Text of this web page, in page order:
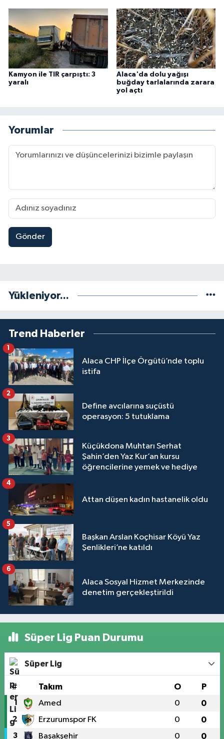
Kamyon ile TIR çarpıştı: 3
yaralı
Alaca'da dolu yağışı
buğday tarlalarında zarara
yol açtı
Yorumlar
Gönder
Yükleniyor...
Trend Haberler
Alaca CHP İlçe Örgütü’nde toplu
istifa
1
Define avcılarına suçüstü
operasyon: 5 tutuklama
2
Küçükdona Muhtarı Serhat
Şahin’den Yaz Kur’an kursu
öğrencilerine yemek ve hediye
3
Attan düşen kadın hastanelik oldu
4
Başkan Arslan Koçhisar Köyü Yaz
Şenlikleri’ne katıldı
5
Alaca Sosyal Hizmet Merkezinde
denetim gerçekleştirildi
6
Süper Lig Puan Durumu
Süper Lig
# Takım O P
1 Amed 0 0
2 Erzurumspor FK 0 0
3 Başakşehir 0 0